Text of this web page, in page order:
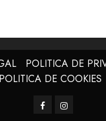
POLITICA DE
POLITICA DE COOKIES
FacebookInstagram